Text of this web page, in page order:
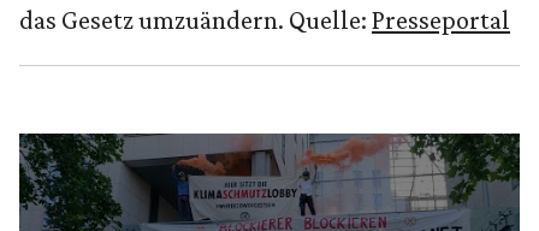
das Gesetz umzuändern. Quelle: Presseportal